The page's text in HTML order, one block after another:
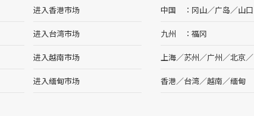
进入香港市场
进入台湾市场
进入越南市场
进入缅甸市场
中国 冈山／广岛／山口
九州 福冈
上海／苏州／广州／北京／
香港／台湾／越南／缅甸